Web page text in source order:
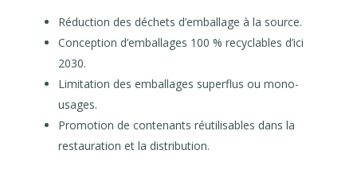
Réduction des déchets d’emballage à la source.
Conception d’emballages 100 % recyclables d’ici
2030.
Limitation des emballages superflus ou mono-
usages.
Promotion de contenants réutilisables dans la
restauration et la distribution.